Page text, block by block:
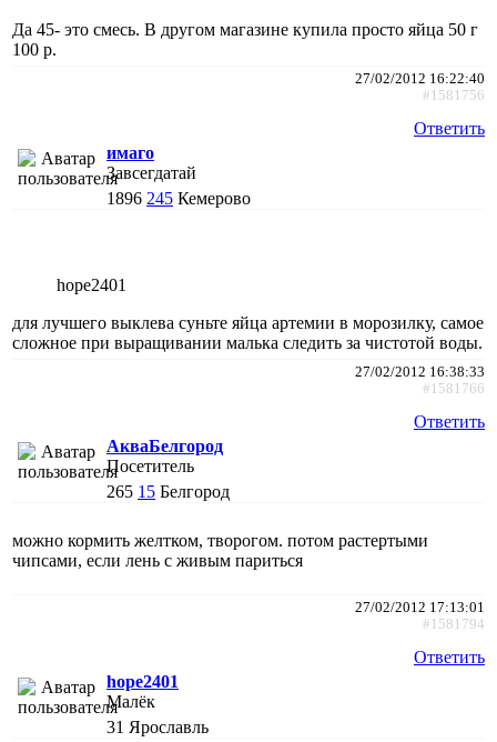
Да 45- это смесь. В другом магазине купила просто яйца 50 г
100 р.
27/02/2012 16:22:40
#1581756
Ответить
имаго
Завсегдатай
1896 245 Кемерово
hope2401
для лучшего выклева суньте яйца артемии в морозилку, самое
сложное при выращивании малька следить за чистотой воды.
27/02/2012 16:38:33
#1581766
Ответить
АкваБелгород
Посетитель
265 15 Белгород
можно кормить желтком, творогом. потом растертыми
чипсами, если лень с живым париться
27/02/2012 17:13:01
#1581794
Ответить
hope2401
Малёк
31 Ярославль